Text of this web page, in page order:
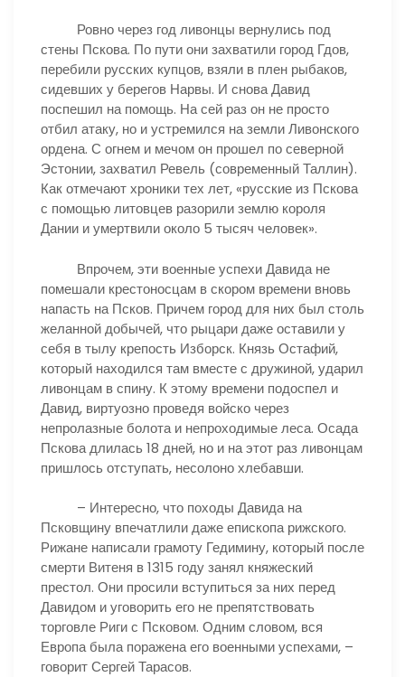
Ровно через год ливонцы вернулись под
стены Пскова. По пути они захватили город Гдов,
перебили русских купцов, взяли в плен рыбаков,
сидевших у берегов Нарвы. И снова Давид
поспешил на помощь. На сей раз он не просто
отбил атаку, но и устремился на земли Ливонского
ордена. С огнем и мечом он прошел по северной
Эстонии, захватил Ревель (современный Таллин).
Как отмечают хроники тех лет, «русские из Пскова
с помощью литовцев разорили землю короля
Дании и умертвили около 5 тысяч человек».
Впрочем, эти военные успехи Давида не
помешали крестоносцам в скором времени вновь
напасть на Псков. Причем город для них был столь
желанной добычей, что рыцари даже оставили у
себя в тылу крепость Изборск. Князь Остафий,
который находился там вместе с дружиной, ударил
ливонцам в спину. К этому времени подоспел и
Давид, виртуозно проведя войско через
непролазные болота и непроходимые леса. Осада
Пскова длилась 18 дней, но и на этот раз ливонцам
пришлось отступать, несолоно хлебавши.
– Интересно, что походы Давида на
Псковщину впечатлили даже епископа рижского.
Рижане написали грамоту Гедимину, который после
смерти Витеня в 1315 году занял княжеский
престол. Они просили вступиться за них перед
Давидом и уговорить его не препятствовать
торговле Риги с Псковом. Одним словом, вся
Европа была поражена его военными успехами, –
говорит Сергей Тарасов.